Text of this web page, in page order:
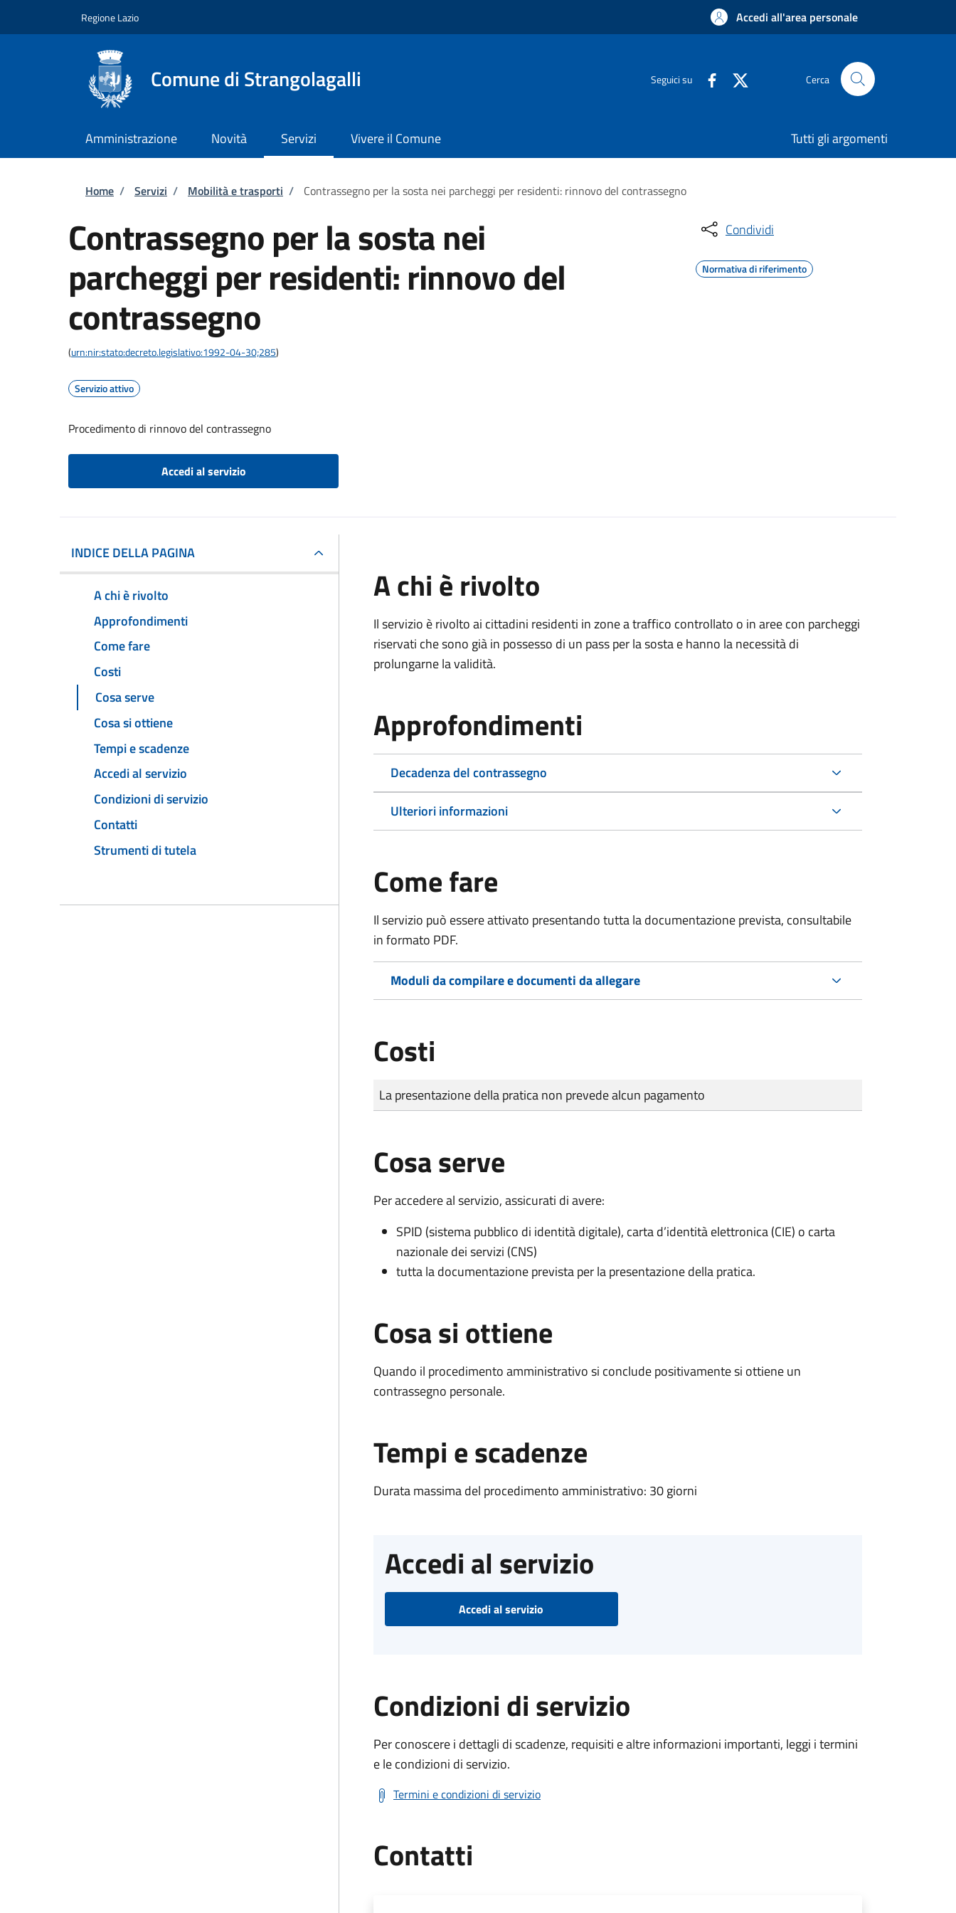
Regione Lazio Accedi all'area personale
Comune di Strangolagalli Seguici su Cerca
Amministrazione Novità Servizi Vivere il Comune Tutti gli argomenti
Briciole di pane
Home / Servizi / Mobilità e trasporti / Contrassegno per la sosta nei parcheggi per residenti: rinnovo del contrassegno
Contrassegno per la sosta nei
parcheggi per residenti: rinnovo del
contrassegno
(urn:nir:stato:decreto.legislativo:1992-04-30;285)
Servizio attivo
Procedimento di rinnovo del contrassegno
Accedi al servizio
Condividi
Normativa di riferimento
INDICE DELLA PAGINA
A chi è rivolto
Approfondimenti
Come fare
Costi
Cosa serve
Cosa si ottiene
Tempi e scadenze
Accedi al servizio
Condizioni di servizio
Contatti
Strumenti di tutela
A chi è rivolto
Il servizio è rivolto ai cittadini residenti in zone a traffico controllato o in aree con parcheggi
riservati che sono già in possesso di un pass per la sosta e hanno la necessità di
prolungarne la validità.
Approfondimenti
Decadenza del contrassegno
Ulteriori informazioni
Come fare
Il servizio può essere attivato presentando tutta la documentazione prevista, consultabile
in formato PDF.
Moduli da compilare e documenti da allegare
Costi
Tipo di pagamento
Importo
La presentazione della pratica non prevede alcun pagamento
Cosa serve
Per accedere al servizio, assicurati di avere:
SPID (sistema pubblico di identità digitale), carta d’identità elettronica (CIE) o carta
nazionale dei servizi (CNS)
tutta la documentazione prevista per la presentazione della pratica.
Cosa si ottiene
Quando il procedimento amministrativo si conclude positivamente si ottiene un
contrassegno personale.
Tempi e scadenze
Durata massima del procedimento amministrativo: 30 giorni
Accedi al servizio
Accedi al servizio
Condizioni di servizio
Per conoscere i dettagli di scadenze, requisiti e altre informazioni importanti, leggi i termini
e le condizioni di servizio.
Termini e condizioni di servizio
Contatti